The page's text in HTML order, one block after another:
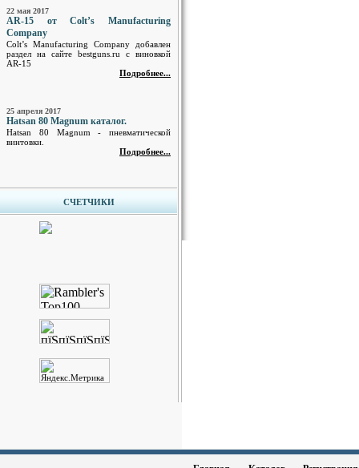
22 мая 2017
AR-15 от Colt’s Manufacturing
Company
Colt’s Manufacturing Company добавлен
раздел на сайте bestguns.ru с виновкой
AR-15
Подробнее...
25 апреля 2017
Hatsan 80 Magnum каталог.
Hatsan 80 Magnum - пневматической
винтовки.
Подробнее...
СЧЕТЧИКИ